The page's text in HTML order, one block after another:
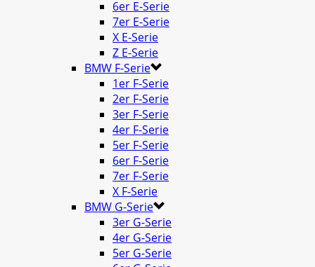
6er E-Serie
7er E-Serie
X E-Serie
Z E-Serie
BMW F-Serie
1er F-Serie
2er F-Serie
3er F-Serie
4er F-Serie
5er F-Serie
6er F-Serie
7er F-Serie
X F-Serie
BMW G-Serie
3er G-Serie
4er G-Serie
5er G-Serie